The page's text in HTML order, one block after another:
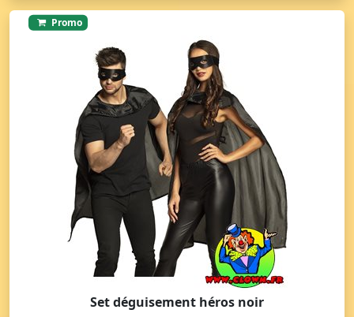
Promo
Set déguisement héros noir